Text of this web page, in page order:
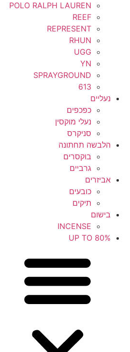
POLO RALPH LAUREN
REEF
REPRESENT
RHUN
UGG
YN
SPRAYGROUND
613
נעליים
כפכפים
נעלי מוקסין
סניקרס
הלבשה תחתונה
בוקסרים
גרביים
אביזרים
כובעים
תיקים
בישום
INCENSE
UP TO 80%